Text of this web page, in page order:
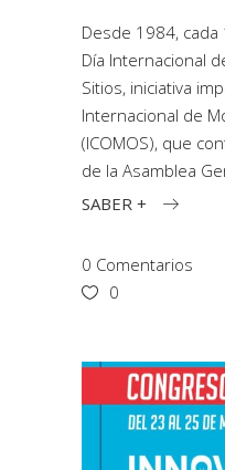
Desde 1984,
Día Internacional
Sitios, iniciativa
Internacional de
(ICOMOS), que
de la Asamblea
SABER +
0 Comentarios
0